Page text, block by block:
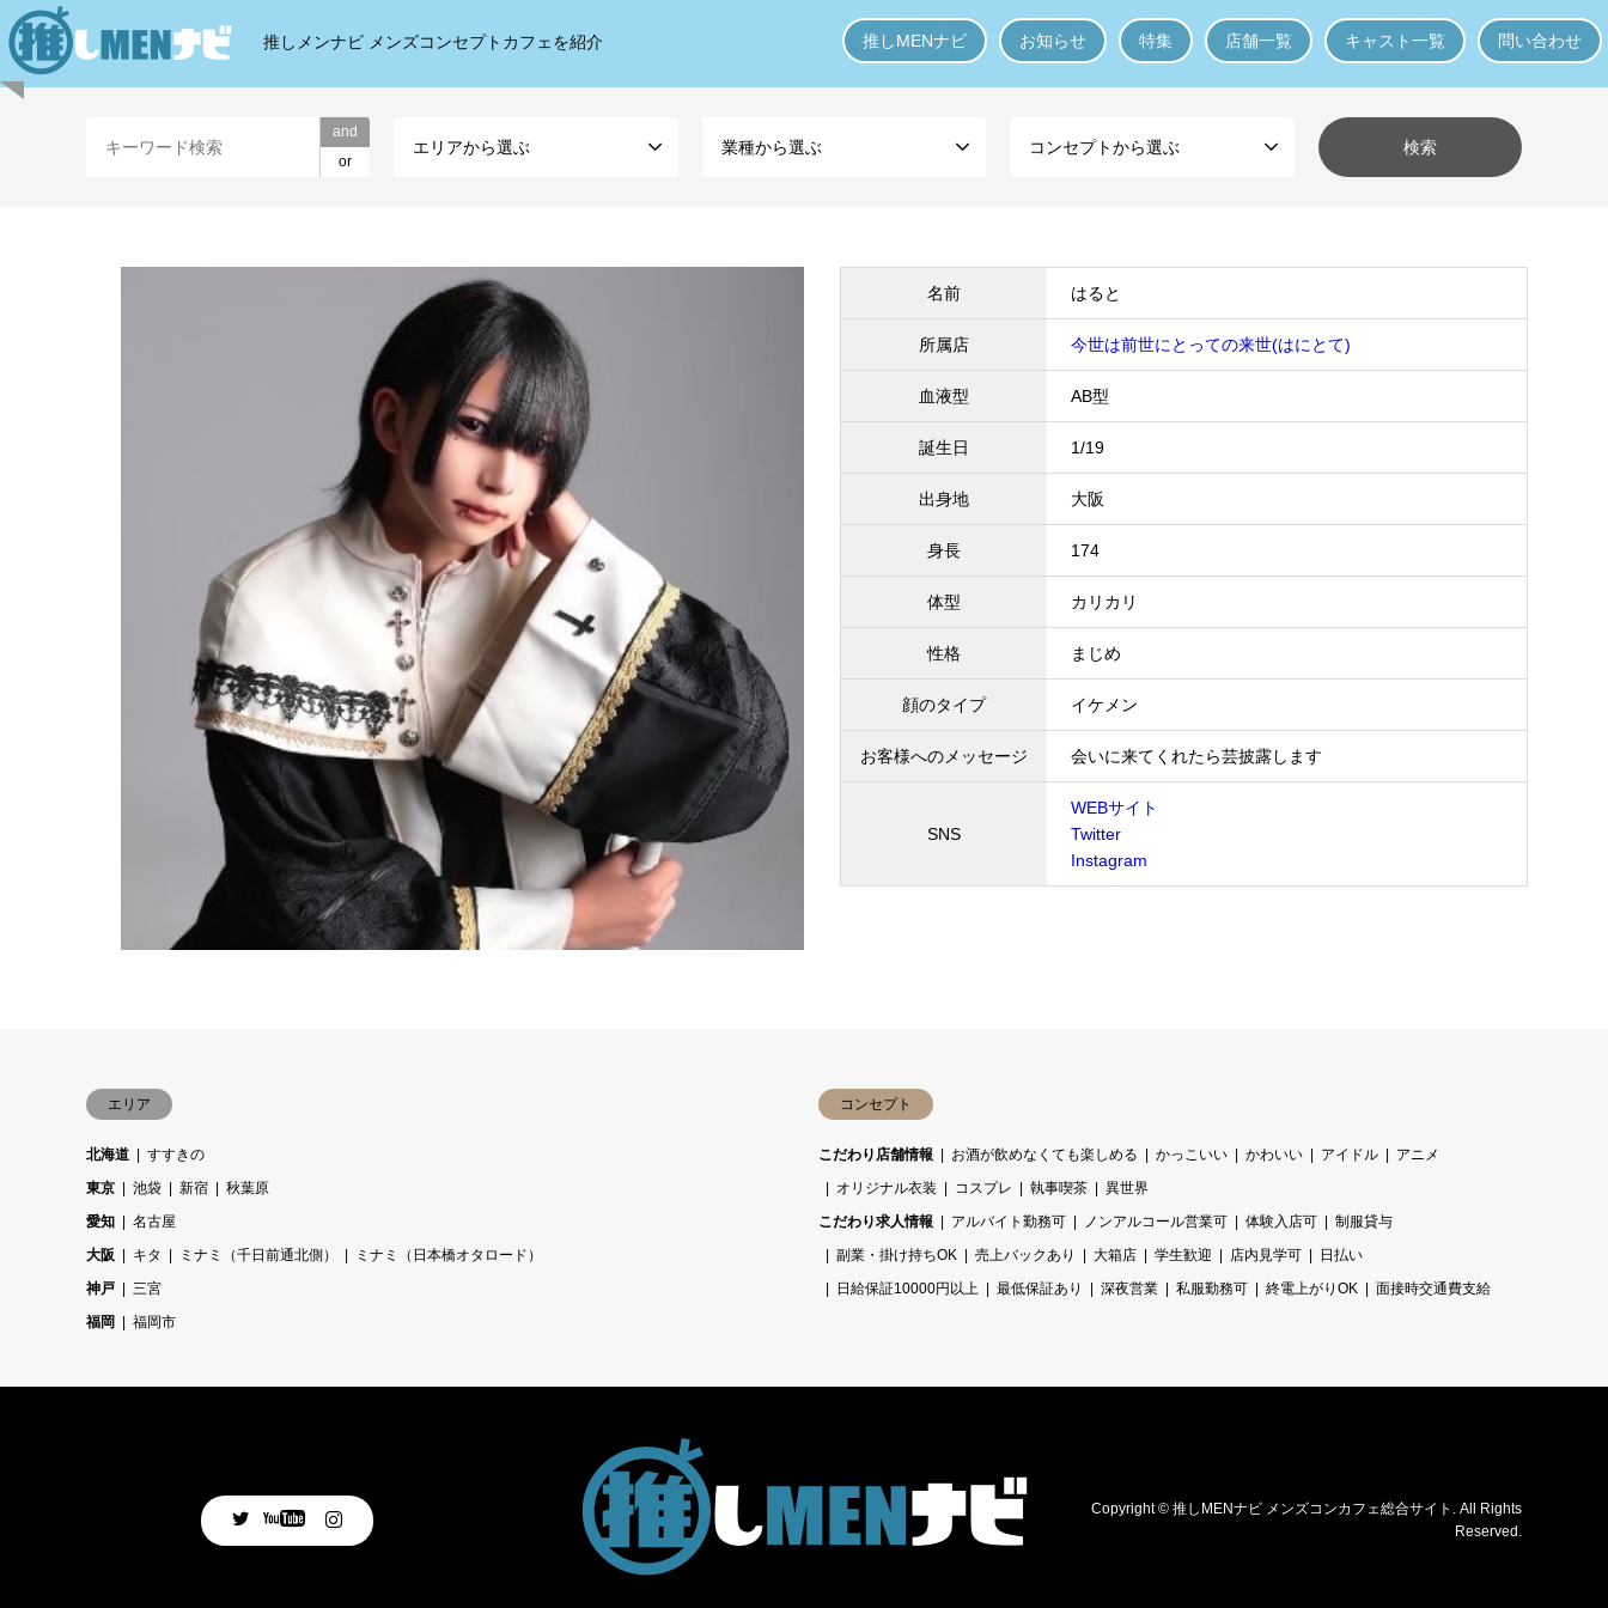
推しメンナビ メンズコンセプトカフェを紹介 推しMENナビ お知らせ 特集 店舗一覧 キャスト一覧 問い合わせ
and
or
エリアから選ぶ 業種から選ぶ コンセプトから選ぶ
名前 はると
所属店 今世は前世にとっての来世(はにとて)
血液型 AB型
誕生日 1/19
出身地 大阪
身長 174
体型 カリカリ
性格 まじめ
顔のタイプ イケメン
お客様へのメッセージ 会いに来てくれたら芸披露します
SNS
WEBサイト
Twitter
Instagram
エリア
北海道
すすきの
東京
池袋 新宿
秋葉原
愛知
名古屋
大阪
キタ ミナミ（千日前通北側）
ミナミ（日本橋オタロード）
神戸
三宮
福岡
福岡市
コンセプト
こだわり店舗情報 お酒が飲めなくても楽しめる かっこいい かわいい アイドル
アニメ
オリジナル衣装
コスプレ 執事喫茶
異世界
こだわり求人情報
アルバイト勤務可 ノンアルコール営業可 体験入店可
制服貸与
副業・掛け持ちOK
売上バックあり 大箱店 学生歓迎 店内見学可
日払い
日給保証10000円以上
最低保証あり 深夜営業 私服勤務可 終電上がりOK 面接時交通費支給
FacebookInstagram
Copyright© 推しMENナビ メンズコンカフェ総合サイト
. All Rights
Reserved.